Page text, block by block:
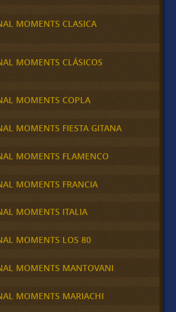
MOMENTS CLASICA
MOMENTS CLÁSICOS
MOMENTS COPLA
MOMENTS FIESTA GITANA
MOMENTS FLAMENCO
MOMENTS FRANCIA
MOMENTS ITALIA
MOMENTS LOS 80
MOMENTS MANTOVANI
MOMENTS MARIACHI